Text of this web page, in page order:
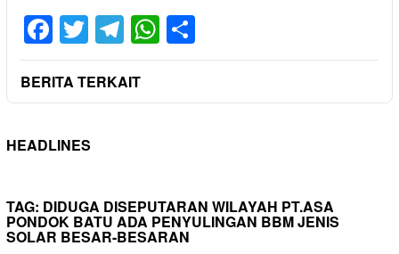
Facebook
Twitter
Telegram
WhatsApp
BERITA TERKAIT
HEADLINES
TAG: DIDUGA DISEPUTARAN WILAYAH PT.ASA
PONDOK BATU ADA PENYULINGAN BBM JENIS
SOLAR BESAR-BESARAN